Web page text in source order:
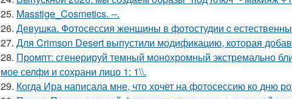
25. Masstige_Cosmetics. --.
26. Девушка. Фотосессия женщины в фотостудии c
27. Для Crimson Desert выпустили модификацию, которая
28. Промпт: сгенерируй темный монохромный экстремально
мое селфи и сохрани лицо 1: 1\\.
29. Когда Ира написала мне, что хочет на фотосессию ко дню